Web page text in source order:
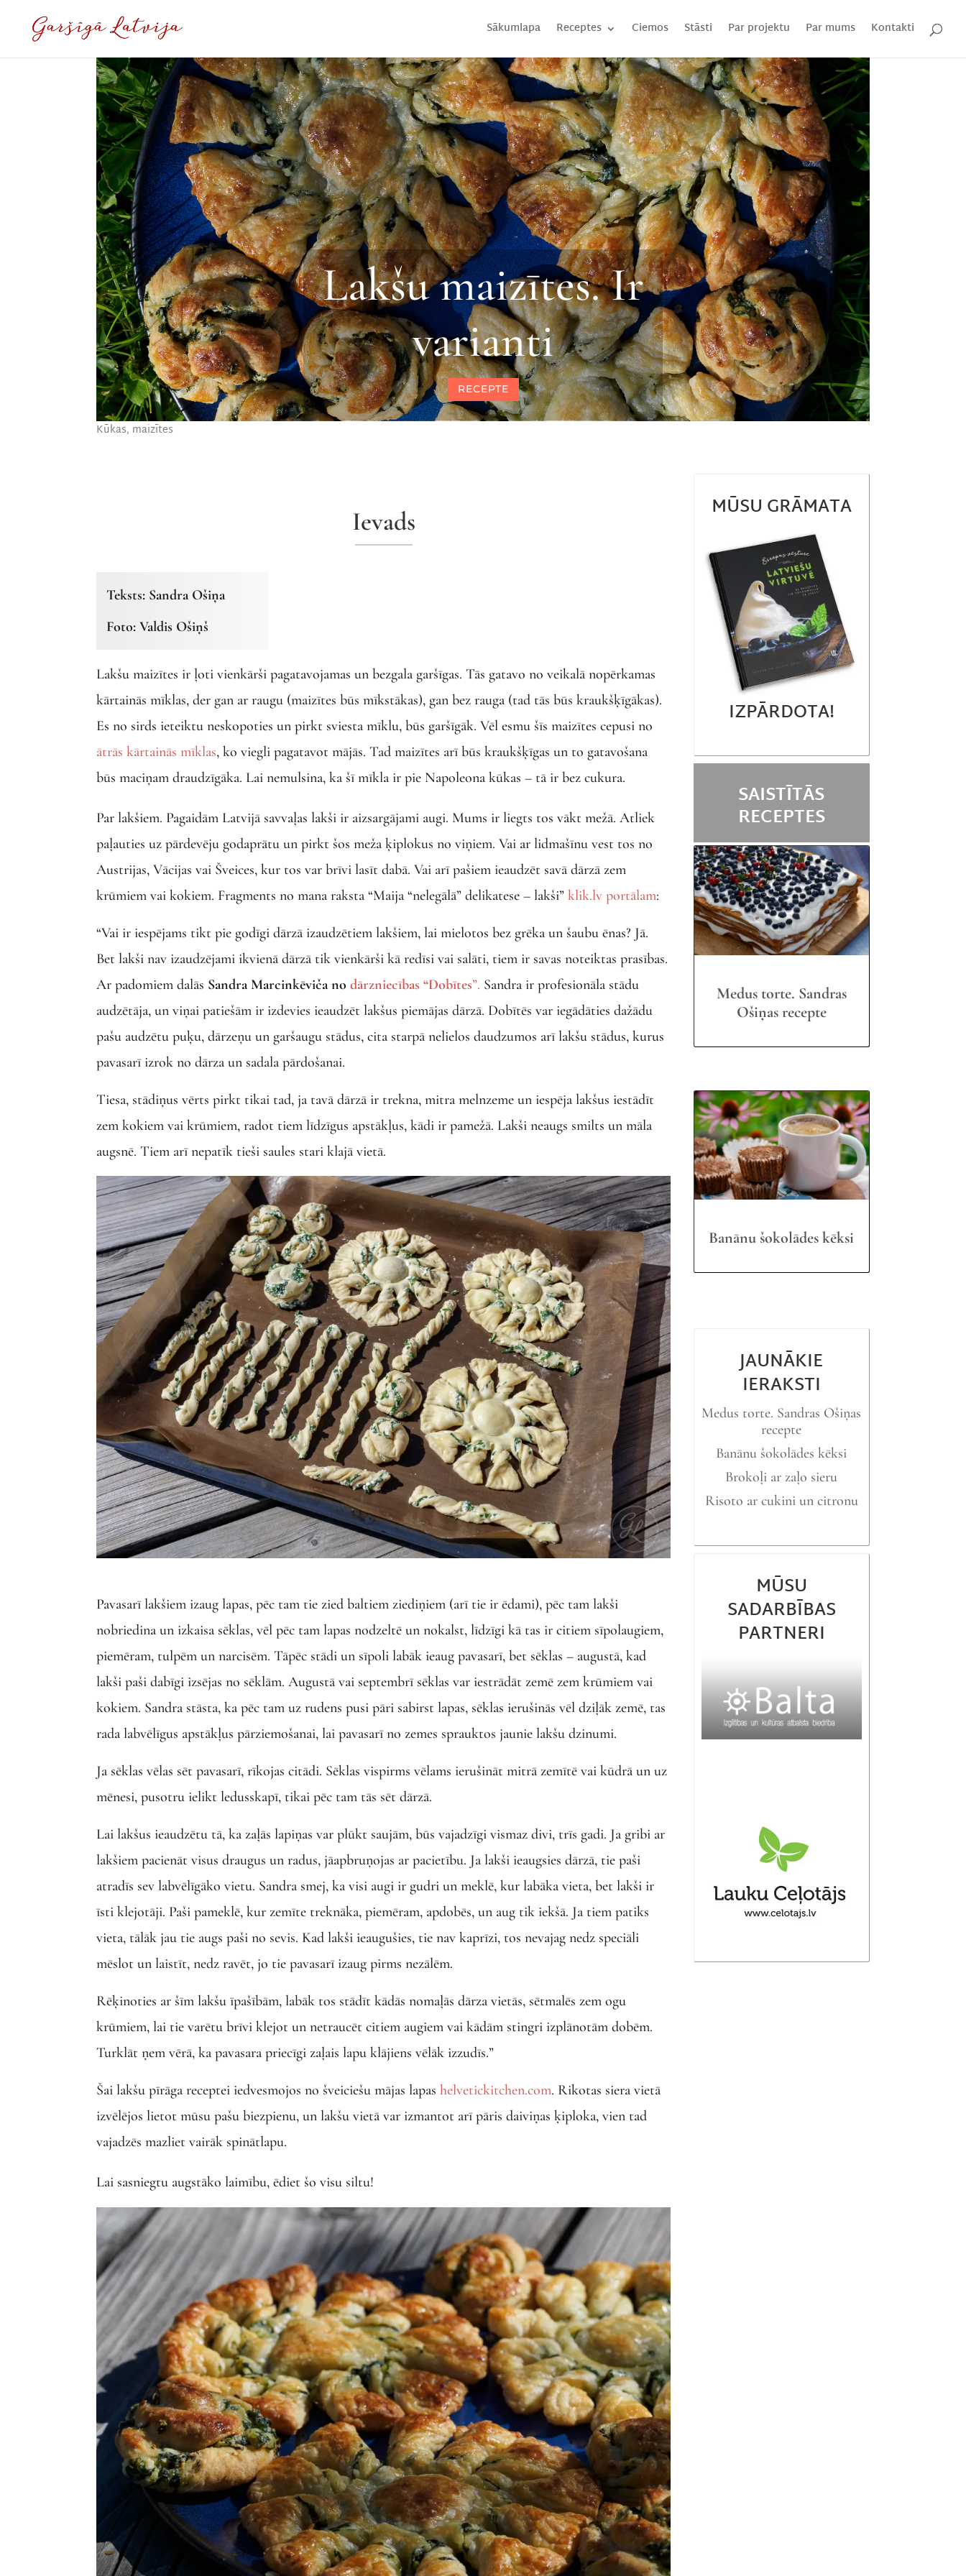
Sākumlapa Receptes Ciemos Stāsti Par projektu Par mums Kontakti
Lakšu maizītes. Ir
varianti
RECEPTE
Kūkas, maizītes
Ievads
Teksts: Sandra Ošiņa
Foto: Valdis Ošiņš
Lakšu maizītes ir ļoti vienkārši pagatavojamas un bezgala garšīgas. Tās gatavo no veikalā nopērkamas
kārtainās mīklas, der gan ar raugu (maizītes būs mīkstākas), gan bez rauga (tad tās būs kraukšķīgākas).
Es no sirds ieteiktu neskopoties un pirkt sviesta mīklu, būs garšīgāk. Vēl esmu šīs maizītes cepusi no
ātrās kārtainās mīklas, ko viegli pagatavot mājās. Tad maizītes arī būs kraukšķīgas un to gatavošana
būs maciņam draudzīgāka. Lai nemulsina, ka šī mīkla ir pie Napoleona kūkas – tā ir bez cukura.
Par lakšiem. Pagaidām Latvijā savvaļas lakši ir aizsargājami augi. Mums ir liegts tos vākt mežā. Atliek
paļauties uz pārdevēju godaprātu un pirkt šos meža ķiplokus no viņiem. Vai ar lidmašīnu vest tos no
Austrijas, Vācijas vai Šveices, kur tos var brīvi lasīt dabā. Vai arī pašiem ieaudzēt savā dārzā zem
krūmiem vai kokiem. Fragments no mana raksta “Maija “nelegālā” delikatese – lakši”klik.lv portālam:
“Vai ir iespējams tikt pie godīgi dārzā izaudzētiem lakšiem, lai mielotos bez grēka un šaubu ēnas? Jā.
Bet lakši nav izaudzējami ikvienā dārzā tik vienkārši kā redīsi vai salāti, tiem ir savas noteiktas prasības.
Ar padomiem dalās Sandra Marcinkēviča nodārzniecības “Dobītes”. Sandra ir profesionāla stādu
audzētāja, un viņai patiešām ir izdevies ieaudzēt lakšus piemājas dārzā. Dobītēs var iegādāties dažādu
pašu audzētu puķu, dārzeņu un garšaugu stādus, cita starpā nelielos daudzumos arī lakšu stādus, kurus
pavasarī izrok no dārza un sadala pārdošanai.
Tiesa, stādiņus vērts pirkt tikai tad, ja tavā dārzā ir trekna, mitra melnzeme un iespēja lakšus iestādīt
zem kokiem vai krūmiem, radot tiem līdzīgus apstākļus, kādi ir pamežā. Lakši neaugs smilts un māla
augsnē. Tiem arī nepatīk tieši saules stari klajā vietā.
Pavasarī lakšiem izaug lapas, pēc tam tie zied baltiem ziediņiem (arī tie ir ēdami), pēc tam lakši
nobriedina un izkaisa sēklas, vēl pēc tam lapas nodzeltē un nokalst, līdzīgi kā tas ir citiem sīpolaugiem,
piemēram, tulpēm un narcisēm. Tāpēc stādi un sīpoli labāk ieaug pavasarī, bet sēklas – augustā, kad
lakši paši dabīgi izsējas no sēklām. Augustā vai septembrī sēklas var iestrādāt zemē zem krūmiem vai
kokiem. Sandra stāsta, ka pēc tam uz rudens pusi pāri sabirst lapas, sēklas ierušinās vēl dziļāk zemē, tas
rada labvēlīgus apstākļus pārziemošanai, lai pavasarī no zemes sprauktos jaunie lakšu dzinumi.
Ja sēklas vēlas sēt pavasarī, rīkojas citādi. Sēklas vispirms vēlams ierušināt mitrā zemītē vai kūdrā un uz
mēnesi, pusotru ielikt ledusskapī, tikai pēc tam tās sēt dārzā.
Lai lakšus ieaudzētu tā, ka zaļās lapiņas var plūkt saujām, būs vajadzīgi vismaz divi, trīs gadi. Ja gribi ar
lakšiem pacienāt visus draugus un radus, jāapbruņojas ar pacietību. Ja lakši ieaugsies dārzā, tie paši
atradīs sev labvēlīgāko vietu. Sandra smej, ka visi augi ir gudri un meklē, kur labāka vieta, bet lakši ir
īsti klejotāji. Paši pameklē, kur zemīte treknāka, piemēram, apdobēs, un aug tik iekšā. Ja tiem patiks
vieta, tālāk jau tie augs paši no sevis. Kad lakši ieaugušies, tie nav kaprīzi, tos nevajag nedz speciāli
mēslot un laistīt, nedz ravēt, jo tie pavasarī izaug pirms nezālēm.
Rēķinoties ar šīm lakšu īpašībām, labāk tos stādīt kādās nomaļās dārza vietās, sētmalēs zem ogu
krūmiem, lai tie varētu brīvi klejot un netraucēt citiem augiem vai kādām stingri izplānotām dobēm.
Turklāt ņem vērā, ka pavasara priecīgi zaļais lapu klājiens vēlāk izzudīs.”
Šai lakšu pīrāga receptei iedvesmojos no šveiciešu mājas lapashelvetickitchen.com. Rikotas siera vietā
izvēlējos lietot mūsu pašu biezpienu, un lakšu vietā var izmantot arī pāris daiviņas ķiploka, vien tad
vajadzēs mazliet vairāk spinātlapu.
Lai sasniegtu augstāko laimību, ēdiet šo visu siltu!
MŪSU GRĀMATA
IZPĀRDOTA!
SAISTĪTĀS
RECEPTES
Medus torte. Sandras
Ošiņas recepte
Banānu šokolādes kēksi
JAUNĀKIE
IERAKSTI
Medus torte. Sandras Ošiņas
recepte
Banānu šokolādes kēksi
Brokoļi ar zaļo sieru
Risoto ar cukini un citronu
MŪSU
SADARBĪBAS
PARTNERI